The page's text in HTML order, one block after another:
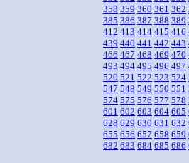
358 359 360 361 362
385 386 387 388 389
412 413 414 415 416
439 440 441 442 443
466 467 468 469 470
493 494 495 496 497
520 521 522 523 524
547 548 549 550 551
574 575 576 577 578
601 602 603 604 605
628 629 630 631 632
655 656 657 658 659
682 683 684 685 686